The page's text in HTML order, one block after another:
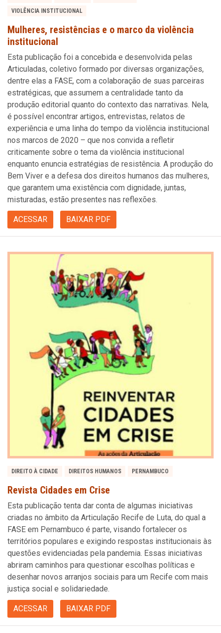
VIOLÊNCIA INSTITUCIONAL
Mulheres, resistências e o marco da violência
institucional
Esta publicação foi a concebida e desenvolvida pelas
Articuladas, coletivo formado por diversas organizações,
dentre elas a FASE, com a colaboração de suas parceiras
estratégicas, que assumem a centralidade tanto da
produção editorial quanto do contexto das narrativas. Nela,
é possível encontrar artigos, entrevistas, relatos de
experiência e uma linha do tempo da violência institucional
nos marcos de 2020 – que nos convida a refletir
criticamente sobre o tema da violência institucional
enquanto enuncia estratégias de resistência. A produção do
Bem Viver e a defesa dos direitos humanos das mulheres,
que garantem uma existência com dignidade, juntas,
misturadas, estão presentes nas reflexões.
ACESSAR BAIXAR PDF
DIREITO À CIDADE DIREITOS HUMANOS PERNAMBUCO
Revista Cidades em Crise
Esta publicação tenta dar conta de algumas iniciativas
criadas no âmbito da Articulação Recife de Luta, do qual a
FASE em Pernambuco é parte, visando fortalecer os
territórios populares e exigindo respostas institucionais às
questões evidenciadas pela pandemia. Essas iniciativas
abriram caminhos para questionar escolhas políticas e
desenhar novos arranjos sociais para um Recife com mais
justiça social e solidariedade.
ACESSAR BAIXAR PDF